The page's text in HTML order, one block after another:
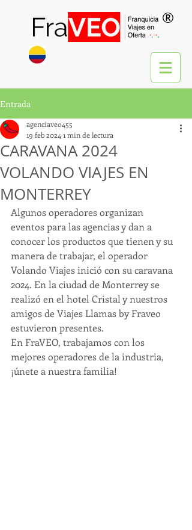
®
Entrada
CARAVANA 2024
VOLANDO VIAJES EN
MONTERREY
agenciaveo455
19 feb 2024 1 min de lectura
Algunos operadores organizan
eventos para las agencias y dan a
conocer los productos que tienen y su
manera de trabajar, el operador
Volando Viajes inició con su caravana
2024. En la ciudad de Monterrey se
realizó en el hotel Cristal y nuestros
amigos de Viajes Llamas by Fraveo
estuvieron presentes.
En FraVEO, trabajamos con los
mejores operadores de la industria,
¡únete a nuestra familia!